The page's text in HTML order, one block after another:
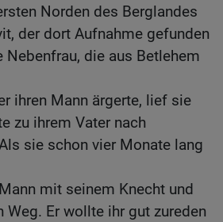
Norden des Berglandes
der dort Aufnahme gefunden
Nebenfrau, die aus Betlehem
ihren Mann ärgerte, lief sie
zu ihrem Vater nach
sie schon vier Monate lang
mit seinem Knecht und
Weg. Er wollte ihr gut zureden